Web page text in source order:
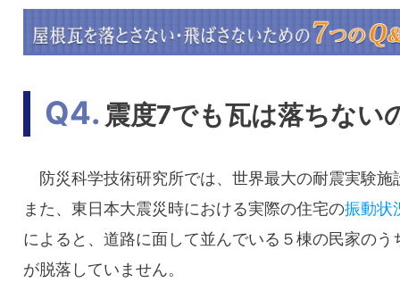
Q4. 震度7でも瓦は落ちない
防災科学技術研究所では、世界最大の耐震実験施
また、東日本大震災時における実際の住宅の振動状
によると、道路に面して並んでいる５棟の民家の
が脱落していません。